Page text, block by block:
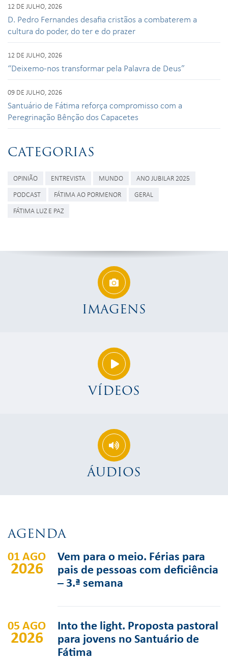
12 DE JULHO, 2026
D. Pedro Fernandes desafia cristãos a combaterem a
cultura do poder, do ter e do prazer
12 DE JULHO, 2026
“Deixemo-nos transformar pela Palavra de Deus”
09 DE JULHO, 2026
Santuário de Fátima reforça compromisso com a
Peregrinação Bênção dos Capacetes
CATEGORIAS
OPINIÃO ENTREVISTA MUNDO
ANO JUBILAR 2025
PODCAST
FÁTIMA AO PORMENOR
GERAL
FÁTIMA LUZ E PAZ
IMAGENS
VÍDEOS
ÁUDIOS
AGENDA
01 AGO
2026
Vem para o meio. Férias para
pais de pessoas com deficiência
– 3.ª semana
05 AGO
2026
Into the light. Proposta pastoral
para jovens no Santuário de
Fátima